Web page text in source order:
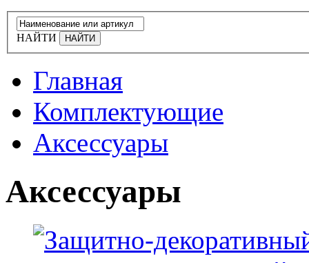
НАЙТИ
Главная
Комплектующие
Аксессуары
Аксессуары